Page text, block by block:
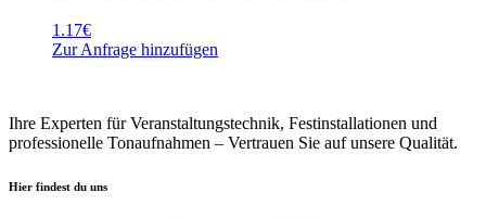
1.17€
Zur Anfrage hinzufügen
Ihre Experten für Veranstaltungstechnik, Festinstallationen und
professionelle Tonaufnahmen – Vertrauen Sie auf unsere Qualität.
Hier findest du uns